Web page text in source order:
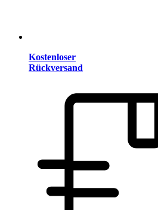
Kostenloser
Rückversand